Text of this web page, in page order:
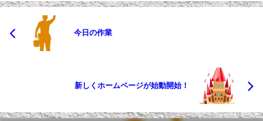
今日の作業
新しくホームページが始動開始！